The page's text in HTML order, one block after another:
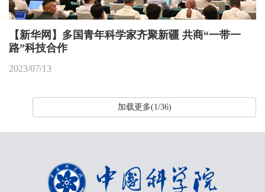
【新华网】多国青年科学家齐聚新疆 共商“一带一
路”科技合作
2023/07/13
加载更多(1/36)